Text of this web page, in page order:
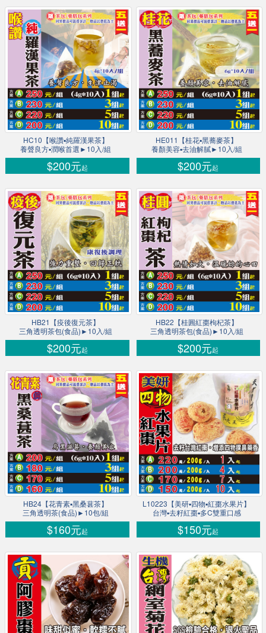
HC10【喉讚▪純羅漢果茶】
養聲良方▪潤喉首選►10入/組
$200元起
HE011【桂花▪黑蕎麥茶】
養顏美容▪去油解膩►10入/組
$200元起
HB21【疫後復元茶】
三角透明茶包(食品)►10入/組
$200元起
HB22【桂圓紅棗枸杞茶】
三角透明茶包(食品)►10入/組
$200元起
HB24【花青素▪黑桑葚茶】
三角透明茶(食品)►10包/組
$160元起
L10223【美研▪四物▪紅棗水果片】
台灣▪去籽紅棗▪多C雙重口感
$150元起